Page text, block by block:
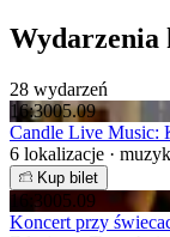
Wydarzenia
28 wydarzeń
16:3005.09
Candle Live Music:
6 lokalizacje ·
Kup bilet
16:3005.09
Koncert przy